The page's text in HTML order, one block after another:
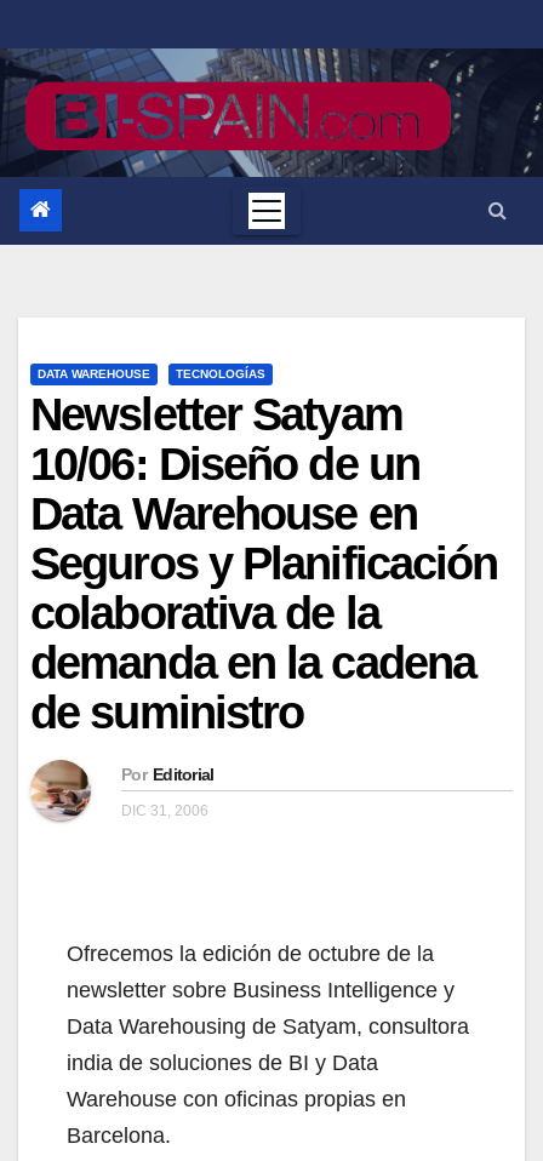
al
contenido
DATA WAREHOUSE TECNOLOGÍAS
Newsletter Satyam
10/06: Diseño de un
Data Warehouse en
Seguros y Planificación
colaborativa de la
demanda en la cadena
de suministro
Por Editorial
DIC 31, 2006
Ofrecemos la edición de octubre de la
newsletter sobre Business Intelligence y
Data Warehousing de Satyam, consultora
india de soluciones de BI y Data
Warehouse con oficinas propias en
Barcelona.